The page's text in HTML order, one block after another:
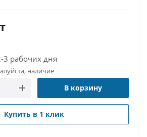
HP Hard
Number(s)<br>Option Part#
Part# 759547-
Part# 748385-002<br>SmartBuy
<br>SAS - это
SCSI, включая его давно
преимущества и
интерфейс физического
требования к
3 рабочих дня
наличие
В корзину
Купить в 1 клик